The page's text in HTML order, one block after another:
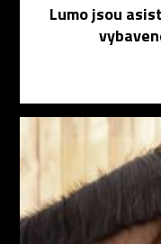
Lumo jsou